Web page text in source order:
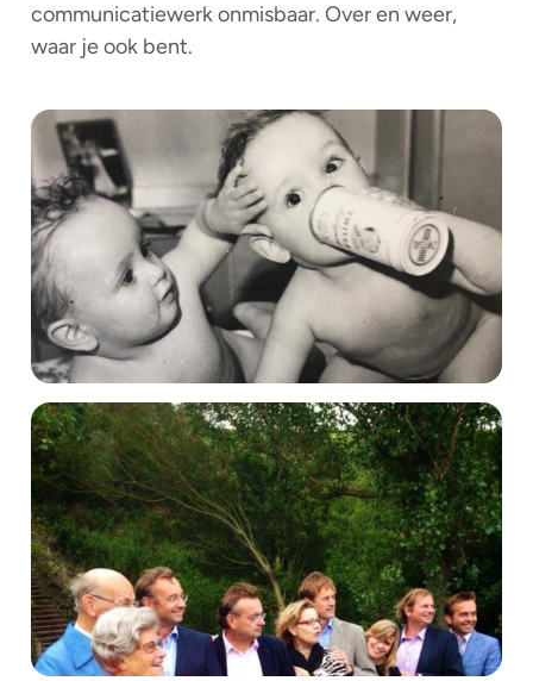
communicatiewerk onmisbaar. Over en weer,
waar je ook bent.